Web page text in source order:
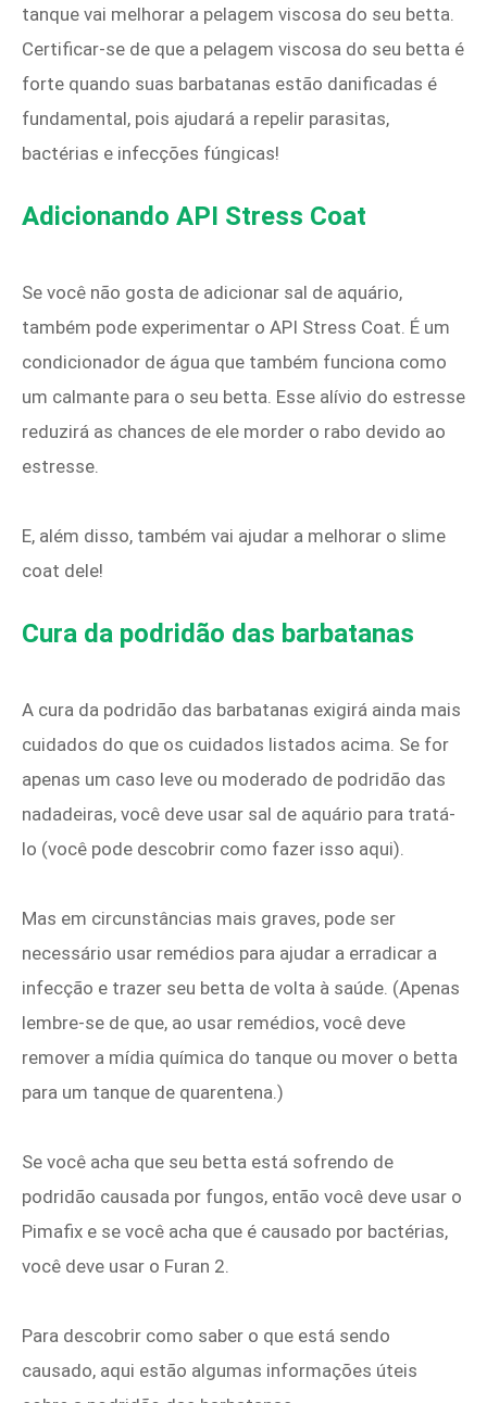
tanque vai melhorar a pelagem viscosa do seu betta.
Certificar-se de que a pelagem viscosa do seu betta é
forte quando suas barbatanas estão danificadas é
fundamental, pois ajudará a repelir parasitas,
bactérias e infecções fúngicas!
Adicionando API Stress Coat
Se você não gosta de adicionar sal de aquário,
também pode experimentar o API Stress Coat. É um
condicionador de água que também funciona como
um calmante para o seu betta. Esse alívio do estresse
reduzirá as chances de ele morder o rabo devido ao
estresse.
E, além disso, também vai ajudar a melhorar o slime
coat dele!
Cura da podridão das barbatanas
A cura da podridão das barbatanas exigirá ainda mais
cuidados do que os cuidados listados acima. Se for
apenas um caso leve ou moderado de podridão das
nadadeiras, você deve usar sal de aquário para tratá-
lo (você pode descobrir como fazer isso aqui).
Mas em circunstâncias mais graves, pode ser
necessário usar remédios para ajudar a erradicar a
infecção e trazer seu betta de volta à saúde. (Apenas
lembre-se de que, ao usar remédios, você deve
remover a mídia química do tanque ou mover o betta
para um tanque de quarentena.)
Se você acha que seu betta está sofrendo de
podridão causada por fungos, então você deve usar o
Pimafix e se você acha que é causado por bactérias,
você deve usar o Furan 2.
Para descobrir como saber o que está sendo
causado, aqui estão algumas informações úteis